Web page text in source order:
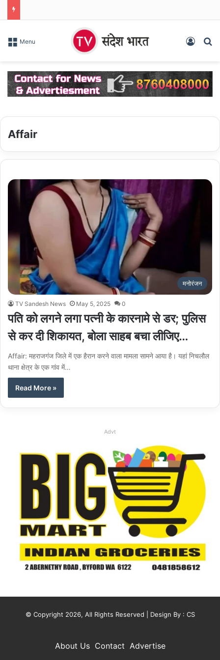
Menu Log In
Affair
मनोरंजन
TV Sandesh News May 5, 2025 0
पति को लगने लगा पत्नी के कारनामे से डर; पुलिस
से कर दी शिकायत, बोला साहब बचा लीजिए…
Affair: महराजगंज जिले में एक हैरान करने वाला मामला सामने आया है। यहां निचलौल
थाना क्षेत्र के एक गांव में…
Read More »
Advt
© Copyright 2026, All Rights Reserved | Design By : CS
About Us Contact Advertise